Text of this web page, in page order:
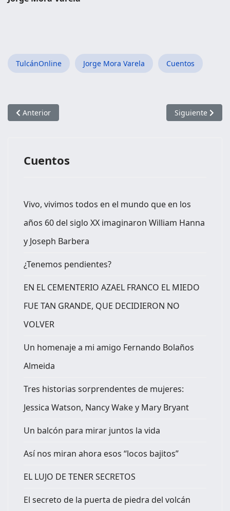
TulcánOnline Jorge Mora Varela Cuentos
Artículo anterior: NO LA PUDO DETENER
Anterior Artículo
Siguiente
Cuentos
Vivo, vivimos todos en el mundo que en los
años 60 del siglo XX imaginaron William Hanna
y Joseph Barbera
¿Tenemos pendientes?
EN EL CEMENTERIO AZAEL FRANCO EL MIEDO
FUE TAN GRANDE, QUE DECIDIERON NO
VOLVER
Un homenaje a mi amigo Fernando Bolaños
Almeida
Tres historias sorprendentes de mujeres:
Jessica Watson, Nancy Wake y Mary Bryant
Un balcón para mirar juntos la vida
Así nos miran ahora esos “locos bajitos”
EL LUJO DE TENER SECRETOS
El secreto de la puerta de piedra del volcán